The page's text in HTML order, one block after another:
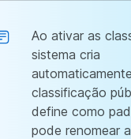
Ao ativar as
sistema cria
classificação
define como
pode renomear a